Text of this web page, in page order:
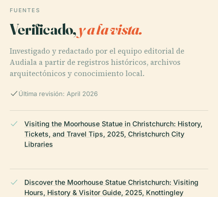
FUENTES
Verificado,y a la vista.
Investigado y redactado por el equipo editorial de
Audiala a partir de registros históricos, archivos
arquitectónicos y conocimiento local.
Última revisión: April 2026
Visiting the Moorhouse Statue in Christchurch: History,
Tickets, and Travel Tips, 2025, Christchurch City
Libraries
Discover the Moorhouse Statue Christchurch: Visiting
Hours, History & Visitor Guide, 2025, Knottingley